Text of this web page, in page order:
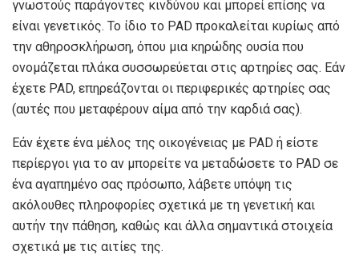
γνωστούς παράγοντες κινδύνου και μπορεί επίσης να
είναι γενετικός. Το ίδιο το PAD προκαλείται κυρίως από
την αθηροσκλήρωση, όπου μια κηρώδης ουσία που
ονομάζεται πλάκα συσσωρεύεται στις αρτηρίες σας. Εάν
έχετε PAD, επηρεάζονται οι περιφερικές αρτηρίες σας
(αυτές που μεταφέρουν αίμα από την καρδιά σας).
Εάν έχετε ένα μέλος της οικογένειας με PAD ή είστε
περίεργοι για το αν μπορείτε να μεταδώσετε το PAD σε
ένα αγαπημένο σας πρόσωπο, λάβετε υπόψη τις
ακόλουθες πληροφορίες σχετικά με τη γενετική και
αυτήν την πάθηση, καθώς και άλλα σημαντικά στοιχεία
σχετικά με τις αιτίες της.